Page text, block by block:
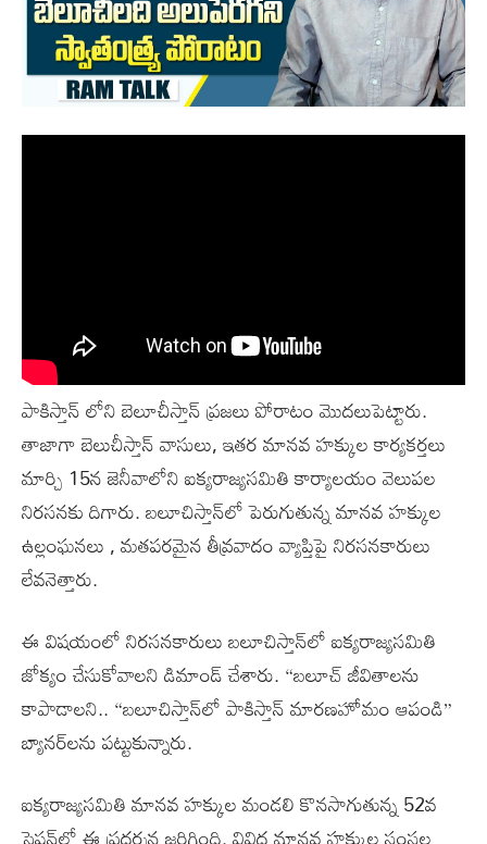
పాకిస్తాన్ లోని బెలూచీస్తాన్ ప్రజలు పోరాటం మొదలుపెట్టారు.
తాజాగా బెలుచీస్తాన్ వాసులు, ఇతర మానవ హక్కుల కార్యకర్తలు
మార్చి 15న జెనీవాలోని ఐక్యరాజ్యసమితి కార్యాలయం వెలుపల
నిరసనకు దిగారు. బలూచిస్తాన్‌లో పెరుగుతున్న మానవ హక్కుల
ఉల్లంఘనలు , మతపరమైన తీవ్రవాదం వ్యాప్తిపై నిరసనకారులు
లేవనెత్తారు.
ఈ విషయంలో నిరసనకారులు బలూచిస్తాన్‌లో ఐక్యరాజ్యసమితి
జోక్యం చేసుకోవాలని డిమాండ్ చేశారు. “బలూచ్ జీవితాలను
కాపాడాలని.. “బలూచిస్తాన్‌లో పాకిస్తాన్ మారణహోమం ఆపండి”
బ్యానర్‌లను పట్టుకున్నారు.
ఐక్యరాజ్యసమితి మానవ హక్కుల మండలి కొనసాగుతున్న 52వ